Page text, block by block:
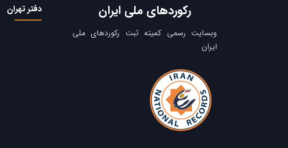
رکوردهای ملی ایران
وبسایت رسمی کمیته ثبت رکوردهای ملی
ایران
دفتر تهران